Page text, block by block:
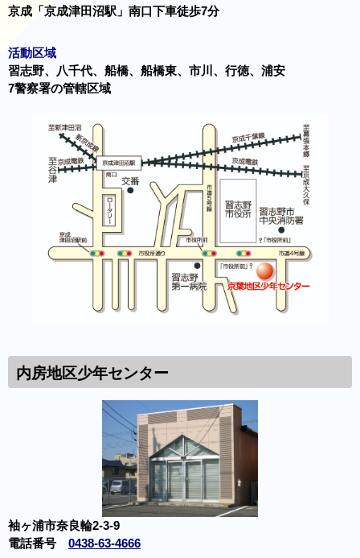
京成「京成津田沼駅」南口下車徒歩7分
活動区域
習志野、八千代、船橋、船橋東、市川、行徳、浦安
7警察署の管轄区域
内房地区少年センター
袖ヶ浦市奈良輪2-3-9
電話番号 0438-63-4666